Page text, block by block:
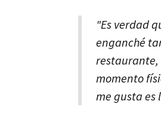
"Es verdad
enganché
restaurante,
momento
me gusta es